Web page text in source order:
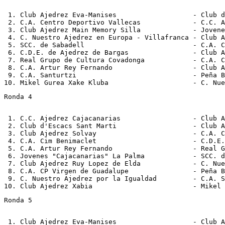
1. Club Ajedrez Eva-Manises                   -
2. C.A. Centro Deportivo Vallecas             -
3. Club Ajedrez Main Memory Silla             -
4. C. Nuestro Ajedrez en Europa - Villafranca -
5. SCC. de Sabadell                           - C.A.
6. C.D.E. de Ajedrez de Bargas                - Club
7. Real Grupo de Cultura Covadonga            -
8. C.A. Artur Rey Fernando                    -
9. C.A. Santurtzi                             - Peña
Ronda 4
1. C.C. Ajedrez Cajacanarias                  - Club
2. Club d'Escacs Sant Marti                   - Club
3. Club Ajedrez Solvay                        - C.A.
4. C.A. Cim Benimaclet                        -
5. C.A. Artur Rey Fernando                    - Real
6. Jovenes "Cajacanarias" La Palma            -
7. Club Ajedrez Ruy Lopez de Elda             - C.
8. C.A. CP Virgen de Guadalupe                -
9. C. Nuestro Ajedrez por la Igualdad         -
Ronda 5
1. Club Ajedrez Eva-Manises                   - Club